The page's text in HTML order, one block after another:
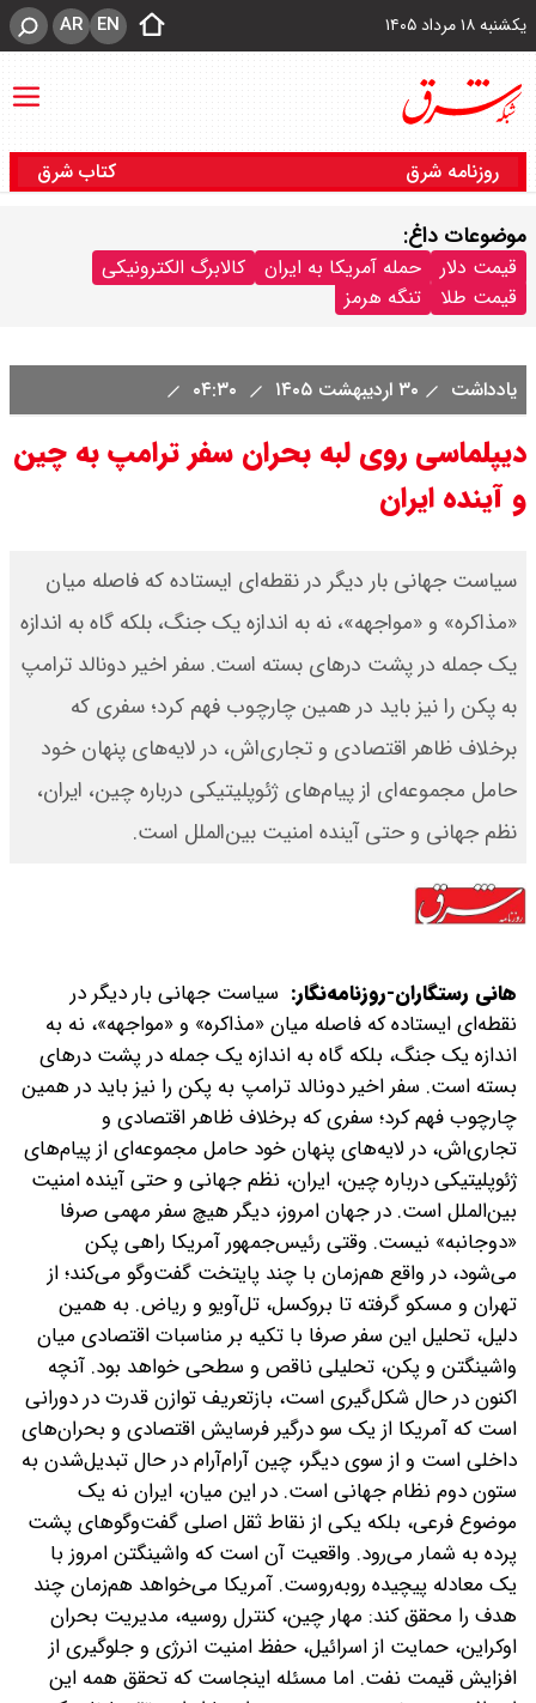
یکشنبه ۱۸ مرداد ۱۴۰۵ EN
AR
روزنامه شرق کتاب شرق
موضوعات داغ:
قیمت دلار حمله آمریکا به ایران
کالابرگ الکترونیکی
قیمت طلا
تنگه هرمز
یادداشت ۳۰ اردیبهشت ۱۴۰۵
دیپلماسی روی لبه بحران سفر ترامپ به چین
و آینده ایران
‌‌سیاست جهانی بار دیگر در نقطه‌ای ایستاده که فاصله میان
«مذاکره» و «مواجهه»، نه به اندازه یک جنگ، بلکه گاه به اندازه
یک جمله در پشت درهای بسته است. سفر اخیر دونالد ترامپ
به پکن را نیز باید در همین چارچوب فهم کرد؛ سفری که
برخلاف ظاهر اقتصادی و تجاری‌اش، در لایه‌های پنهان خود
حامل مجموعه‌ای از پیام‌های ژئوپلیتیکی درباره چین، ایران،
نظم جهانی و حتی آینده امنیت بین‌الملل است.
هانی رستگاران‌-روزنامه‌نگار: ‌‌سیاست جهانی بار دیگر در
نقطه‌ای ایستاده که فاصله میان «مذاکره» و «مواجهه»، نه به
اندازه یک جنگ، بلکه گاه به اندازه یک جمله در پشت درهای
بسته است. سفر اخیر دونالد ترامپ به پکن را نیز باید در همین
چارچوب فهم کرد؛ سفری که برخلاف ظاهر اقتصادی و
تجاری‌اش، در لایه‌های پنهان خود حامل مجموعه‌ای از پیام‌های
ژئوپلیتیکی درباره چین، ایران، نظم جهانی و حتی آینده امنیت
بین‌الملل است. در جهان امروز، دیگر هیچ سفر مهمی صرفا
«دوجانبه» نیست. وقتی رئیس‌جمهور آمریکا راهی پکن
می‌شود، در واقع هم‌زمان با چند پایتخت گفت‌وگو می‌کند؛ از
تهران و مسکو گرفته تا بروکسل، تل‌آویو و ریاض. به همین
دلیل، تحلیل این سفر صرفا با تکیه بر مناسبات اقتصادی میان
واشینگتن و پکن، تحلیلی ناقص و سطحی خواهد بود. آنچه
اکنون در حال شکل‌گیری است، بازتعریف توازن قدرت در دورانی
است که آمریکا از یک‌ سو درگیر فرسایش اقتصادی و بحران‌های
داخلی است و از سوی دیگر، چین آرام‌آرام در حال تبدیل‌شدن به
ستون دوم نظام جهانی است. در این میان، ایران نه یک
موضوع فرعی، بلکه یکی از نقاط ثقل اصلی گفت‌وگوهای پشت
پرده به شمار می‌رود. واقعیت آن است که واشینگتن امروز با
یک معادله پیچیده روبه‌روست. آمریکا می‌خواهد هم‌زمان چند
هدف را محقق کند: مهار چین، کنترل روسیه، مدیریت بحران
اوکراین، حمایت از اسرائیل، حفظ امنیت انرژی و جلوگیری از
افزایش قیمت نفت. اما مسئله اینجاست که تحقق همه این